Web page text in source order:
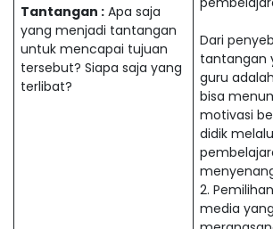
Tantangan : Apa saja
yang menjadi tantangan
untuk mencapai tujuan
tersebut? Siapa saja yang
terlibat?
Dari
tantangan
guru
bisa
motivasi
didik
2.
media